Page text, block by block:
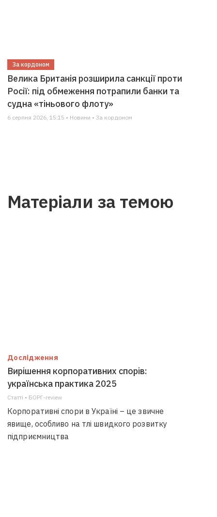
За кордоном
Велика Британія розширила санкції проти
Росії: під обмеження потрапили банки та
судна «тіньового флоту»
6 серпня 2026, 15:15 • Новини • За кордоном
Матеріали за темою
Дослідження
Вирішення корпоративних спорів:
українська практика 2025
Статті • БОРГ-review
Корпоративні спори в Україні – це звичне
явище, особливо на тлі швидкого розвитку
підприємництва